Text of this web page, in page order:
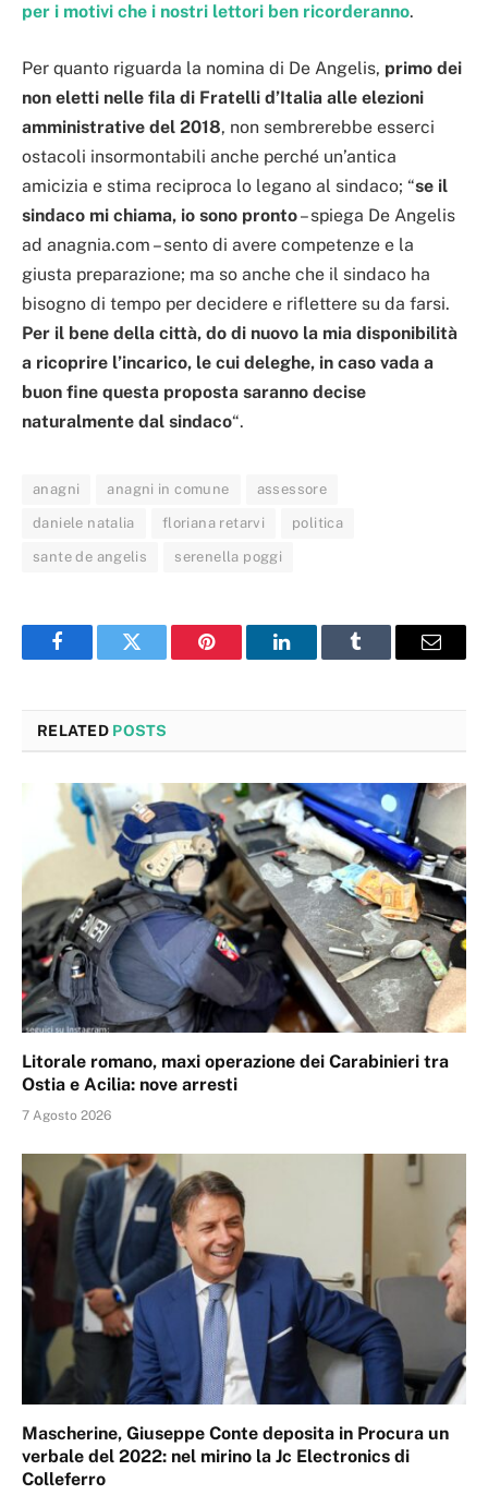
per i motivi che i nostri lettori ben ricorderanno.
Per quanto riguarda la nomina di De Angelis, primo dei
non eletti nelle fila di Fratelli d’Italia alle elezioni
amministrative del 2018, non sembrerebbe esserci
ostacoli insormontabili anche perché un’antica
amicizia e stima reciproca lo legano al sindaco; “se il
sindaco mi chiama, io sono pronto– spiega De Angelis
ad anagnia.com – sento di avere competenze e la
giusta preparazione; ma so anche che il sindaco ha
bisogno di tempo per decidere e riflettere su da farsi.
Per il bene della città, do di nuovo la mia disponibilità
a ricoprire l’incarico, le cui deleghe, in caso vada a
buon fine questa proposta saranno decise
naturalmente dal sindaco“.
anagni anagni in comune assessore
daniele natalia floriana retarvi politica
sante de angelis serenella poggi
FacebookTwitter Pinterest LinkedInTumblr Email
RELATED POSTS
Litorale romano, maxi operazione dei Carabinieri tra
Ostia e Acilia: nove arresti
7 Agosto 2026
Mascherine, Giuseppe Conte deposita in Procura un
verbale del 2022: nel mirino la Jc Electronics di
Colleferro